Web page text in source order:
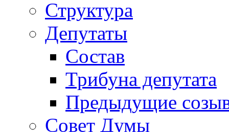
Структура
Депутаты
Состав
Трибуна депутата
Предыдущие
Совет Думы